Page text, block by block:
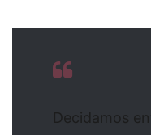
Decidamos